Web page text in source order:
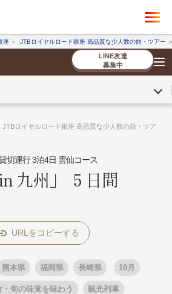
座 JTBロイヤルロード銀座 高品質な少人数の旅・ツアー
LINE友達
募集中
申し込み
法人企業・自治体のみ
ア
ア
JTBロイヤルロード銀座 高品質な少人数の旅・ツア
切運行 3泊4日 雲仙コース
九州」 ５日間
熊本県 福岡県 長崎県 10月
・旬の味覚を味わう 観光列車
×
国内ツアー